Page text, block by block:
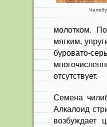
молотком.
мягким,
бурова­то-
отсутствует.
Семена
Алкалоид
возбуж­дает